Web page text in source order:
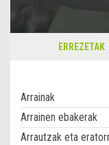
ERREZETAK
Arrainak
Arrainen ebakerak
Arrautzak eta